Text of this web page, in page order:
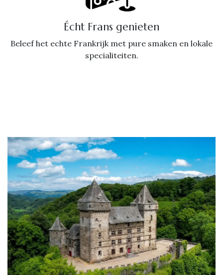
Écht Frans genieten
Beleef het echte Frankrijk met pure smaken en lokale
specialiteiten.